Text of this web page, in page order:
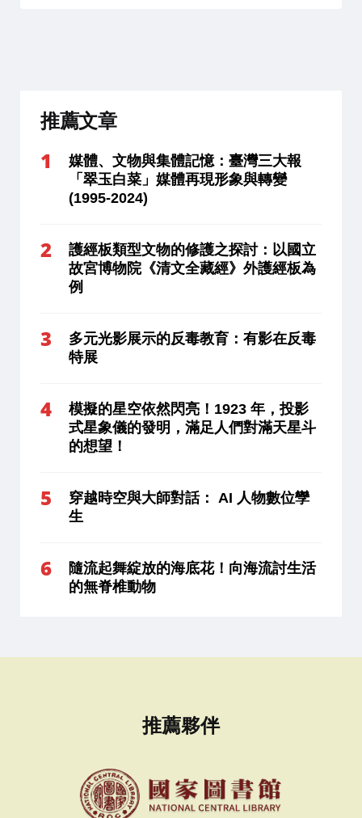
推薦文章
媒體、文物與集體記憶：臺灣三大報
「翠玉白菜」媒體再現形象與轉變
(1995-2024)
護經板類型文物的修護之探討：以國立
故宮博物院《清文全藏經》外護經板為
例
多元光影展示的反毒教育：有影在反毒
特展
模擬的星空依然閃亮！1923 年，投影
式星象儀的發明，滿足人們對滿天星斗
的想望！
穿越時空與大師對話： AI 人物數位孿
生
隨流起舞綻放的海底花！向海流討生活
的無脊椎動物
推薦夥伴